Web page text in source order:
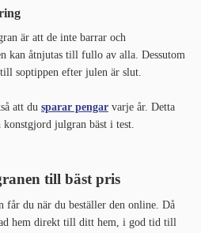
är att de inte barrar och
kan åtnjutas till fullo av alla. Dessutom
soptippen efter julen är slut.
att du sparar pengar varje år. Detta
julgran bäst i test.
till bäst pris
får du när du beställer den online. Då
hem direkt till ditt hem, i god tid till